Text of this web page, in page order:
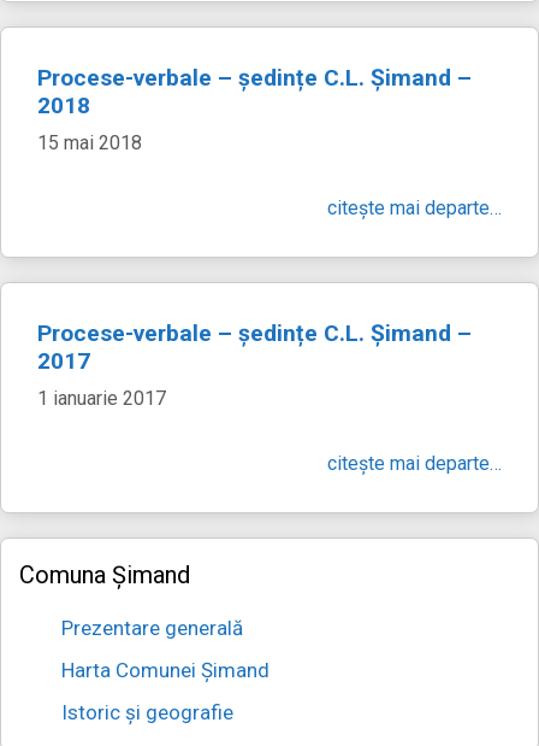
Procese-verbale – ședințe C.L. Șimand –
2018
15 mai 2018
citește mai departe…
Procese-verbale – ședințe C.L. Șimand –
2017
1 ianuarie 2017
citește mai departe…
Comuna Șimand
Prezentare generală
Harta Comunei Șimand
Istoric și geografie